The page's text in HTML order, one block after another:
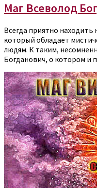
Маг Всеволод
Всегда приятно находить
который обладает
людям. К таким,
Богданович, о котором и